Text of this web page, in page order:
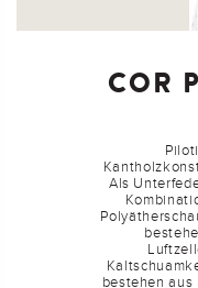
COR
Als
bestehen